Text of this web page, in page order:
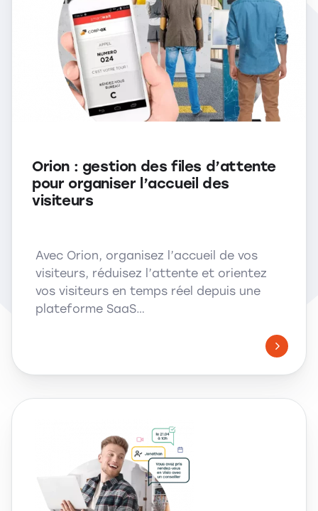
Orion : gestion des files d’attente
pour organiser l’accueil des
visiteurs
Avec Orion, organisez l’accueil de vos
visiteurs, réduisez l’attente et orientez
vos visiteurs en temps réel depuis une
plateforme SaaS…